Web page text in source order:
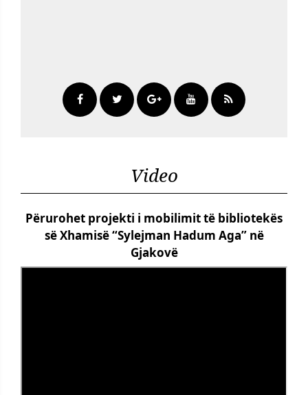
Video
Përurohet projekti i mobilimit të bibliotekës
së Xhamisë “Sylejman Hadum Aga” në
Gjakovë